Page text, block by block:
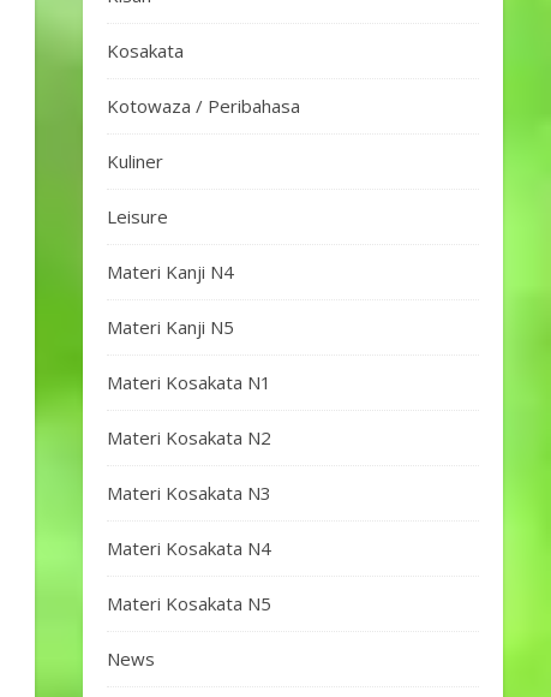
Kosakata
Kotowaza / Peribahasa
Kuliner
Leisure
Materi Kanji N4
Materi Kanji N5
Materi Kosakata N1
Materi Kosakata N2
Materi Kosakata N3
Materi Kosakata N4
Materi Kosakata N5
News